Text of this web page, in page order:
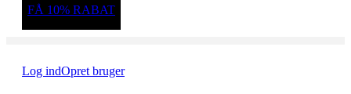
FÅ 10% RABAT
Log indOpret bruger